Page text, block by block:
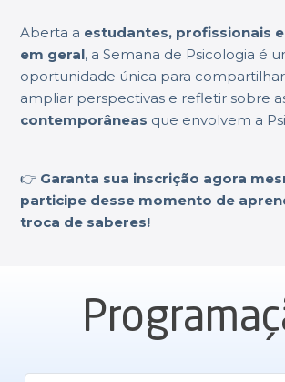
Aberta a estudantes, profissionais
em geral, a Semana de Psicologia é
oportunidade única para
ampliar perspectivas e refletir sobre
contemporâneas que envolvem a
👉 Garanta sua inscrição agora
participe desse momento de
troca de saberes!